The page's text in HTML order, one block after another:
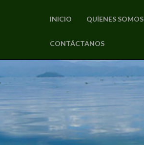
INICIO QUÍENES SOMOS
CONTÁCTANOS